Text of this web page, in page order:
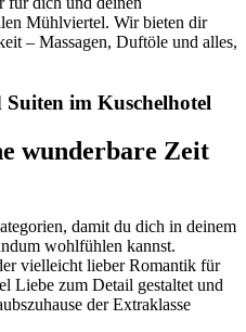
Mühlviertel. Wir bieten dir
– Massagen, Duftöle und alles,
im Kuschelhotel
wunderbare Zeit
damit du dich in deinem
wohlfühlen kannst.
vielleicht lieber Romantik für
Liebe zum Detail gestaltet und
der Extraklasse